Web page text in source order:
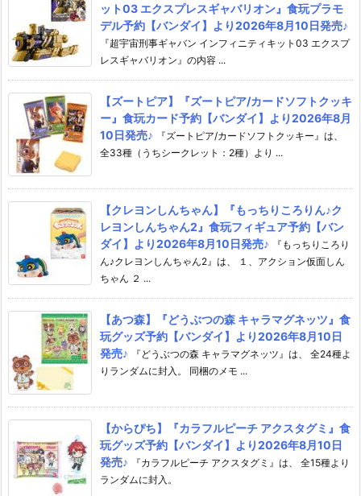
ット03 エクスプレスギャバリオン』食玩プラモ
デル予約【バンダイ】より2026年8月10日発売♪
『超宇宙刑事ギャバン インフィニティキット03 エクスプ
レスギャバリオン』の内容 ...
【ズートピア】『ズートピア/カードソフトクッキ
ー』食玩カード予約【バンダイ】より2026年8月
10日発売♪
『ズートピア/カードソフトクッキー』は、
全33種（うちシークレット：2種）より ...
【クレヨンしんちゃん】『もっちりころりん♪ク
レヨンしんちゃん2』食玩フィギュア予約【バン
ダイ】より2026年8月10日発売♪
『もっちりころり
ん♪クレヨンしんちゃん2』は、 １、アクション仮面しん
ちゃん ２ ...
【あつ森】『どうぶつの森 キャラマグネッツ』食
玩グッズ予約【バンダイ】より2026年8月10日
発売♪
『どうぶつの森 キャラマグネッツ』は、 全24種よ
りランダムに封入。 同梱のメモ ...
【からぴち】『カラフルピーチ アクスタグミ』食
玩グッズ予約【バンダイ】より2026年8月10日
発売♪
『カラフルピーチ アクスタグミ』は、 全15種より
ランダムに封入。